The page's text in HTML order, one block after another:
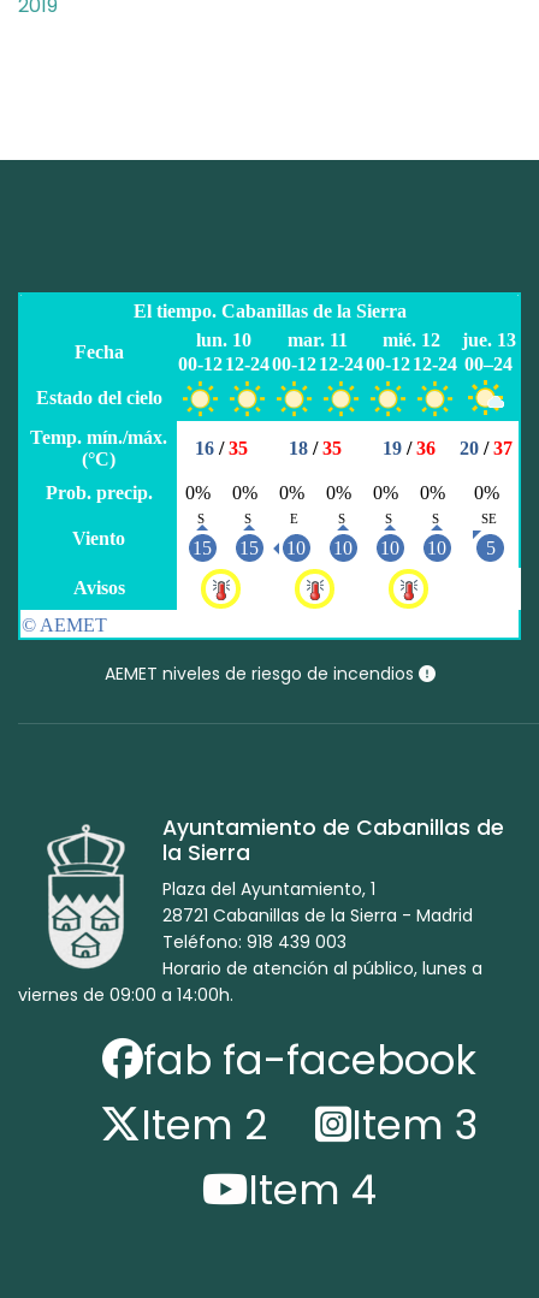
AEMET niveles de riesgo de incendios
Ayuntamiento de Cabanillas de
la Sierra
Plaza del Ayuntamiento, 1
28721 Cabanillas de la Sierra - Madrid
Teléfono: 918 439 003
Horario de atención al público, lunes a
viernes de 09:00 a 14:00h.
fab fa-facebook
Item 2
Item 3
Item 4